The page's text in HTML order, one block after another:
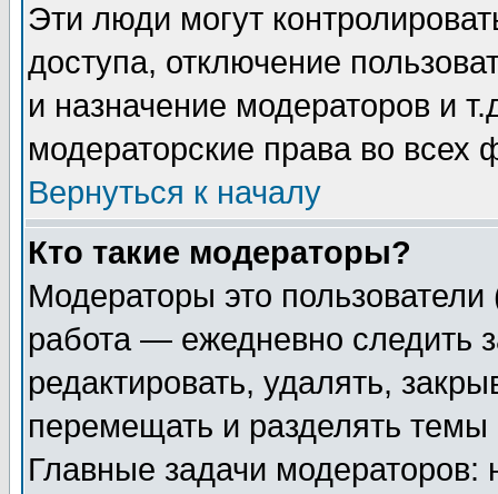
Эти люди могут
доступа, отключение
и назначение модераторов и
модераторские права во всех
Вернуться к началу
Кто такие модераторы?
Модераторы это
работа — ежедневно следить
редактировать, удалять,
перемещать и разделять
Главные задачи